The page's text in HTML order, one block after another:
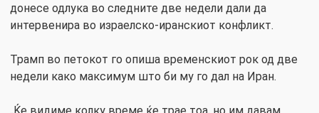
донесе одлука во следните две недели дали да
интервенира во израелско-иранскиот конфликт.
Трамп во петокот го опиша временскиот рок од две
недели како максимум што би му го дал на Иран.
„Ќе видиме колку време ќе трае тоа, но им давам